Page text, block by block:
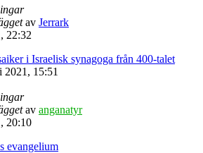
av Jerrark
22:32
i Israelisk synagoga från 400-talet
2021, 15:51
av anganatyr
20:10
evangelium